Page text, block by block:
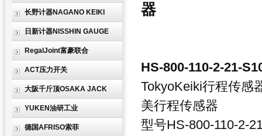
长野计器NAGANO KEIKI
日新计器NISSHIN GAUGE
RegalJoint富豪联合
ACT压力开关
大阪千斤顶OSAKA JACK
YUKEN油研工业
德国AFRISO索菲
器
HS-800-110-2-21-
TokyoKeiki行程传
美行程传感器
型号HS-800-110-2-